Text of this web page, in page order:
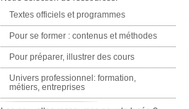
Textes officiels et programmes
Pour se former : contenus et méthodes
Pour préparer, illustrer des cours
Univers professionnel: formation,
métiers, entreprises